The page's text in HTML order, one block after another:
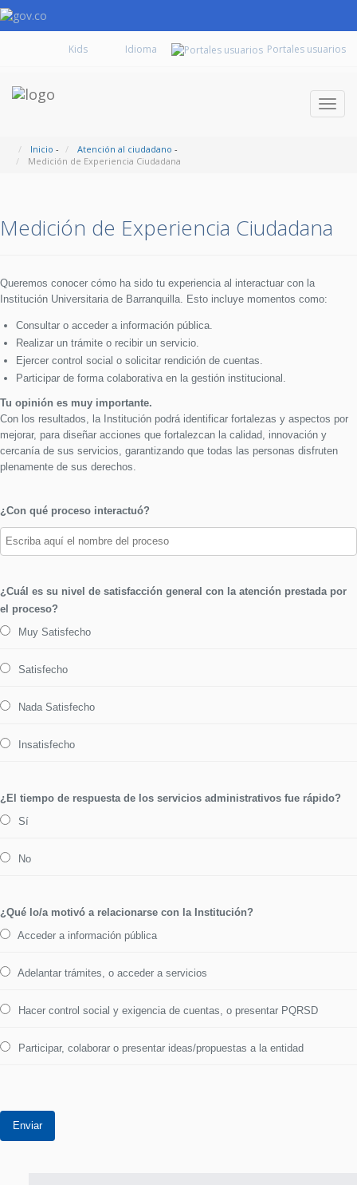
Kids Portales usuarios
Inicio - Atención al ciudadano -
Medición de Experiencia Ciudadana
Medición de Experiencia Ciudadana
Queremos conocer cómo ha sido tu experiencia al interactuar con la
Institución Universitaria de Barranquilla. Esto incluye momentos como:
Consultar o acceder a información pública.
Realizar un trámite o recibir un servicio.
Ejercer control social o solicitar rendición de cuentas.
Participar de forma colaborativa en la gestión institucional.
Tu opinión es muy importante.
Con los resultados, la Institución podrá identificar fortalezas y aspectos por
mejorar, para diseñar acciones que fortalezcan la calidad, innovación y
cercanía de sus servicios, garantizando que todas las personas disfruten
plenamente de sus derechos.
¿Con qué proceso interactuó?
¿Cuál es su nivel de satisfacción general con la atención prestada por
el proceso?
Muy Satisfecho
Satisfecho
Nada Satisfecho
Insatisfecho
¿El tiempo de respuesta de los servicios administrativos fue rápido?
Sí
No
¿Qué lo/a motivó a relacionarse con la Institución?
Acceder a información pública
Adelantar trámites, o acceder a servicios
Hacer control social y exigencia de cuentas, o presentar PQRSD
Participar, colaborar o presentar ideas/propuestas a la entidad
Enviar